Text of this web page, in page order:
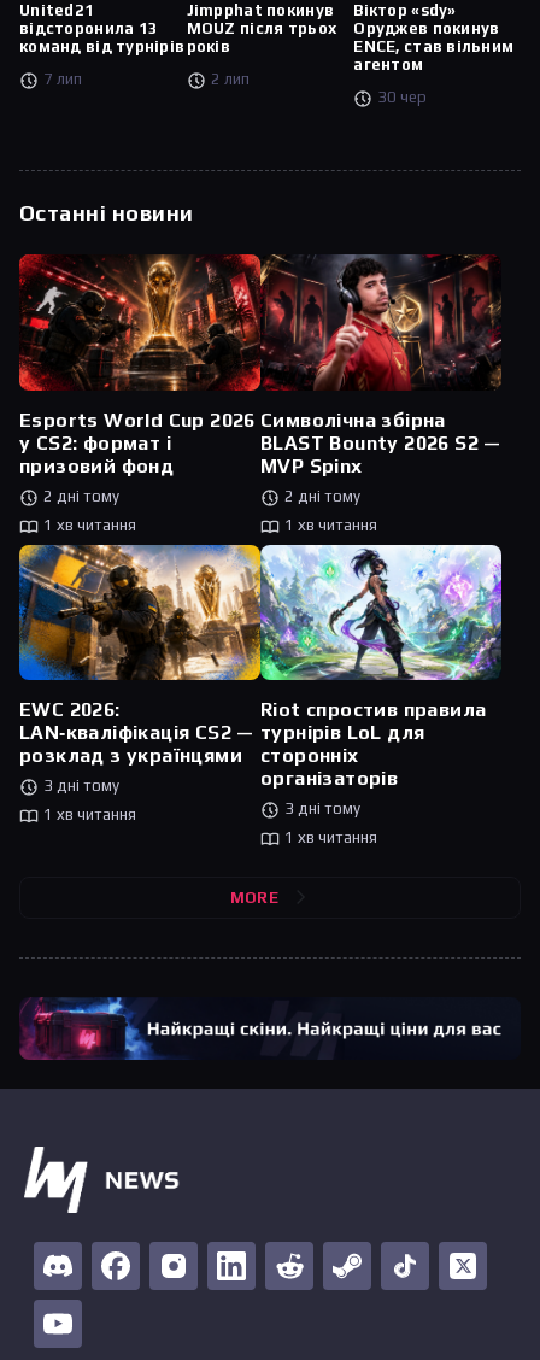
United21
відсторонила 13
команд від турнірів
7 лип
Jimpphat покинув
MOUZ після трьох
років
2 лип
Віктор «sdy»
Оруджев покинув
ENCE, став вільним
агентом
30 чер
Останні новини
Esports World Cup 2026
у CS2: формат і
призовий фонд
2 дні тому
1 хв читання
Символічна збірна
BLAST Bounty 2026 S2 —
MVP Spinx
2 дні тому
1 хв читання
EWC 2026:
LAN‑кваліфікація CS2 —
розклад з українцями
3 дні тому
1 хв читання
Riot спростив правила
турнірів LoL для
сторонніх
організаторів
3 дні тому
1 хв читання
MORE